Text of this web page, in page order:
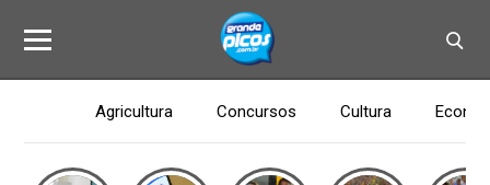
Agricultura Concursos Cultura